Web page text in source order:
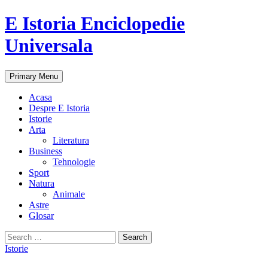
E Istoria Enciclopedie
Universala
Search
Primary Menu Skip
to
Acasa
Despre E Istoria
Istorie
Arta
Literatura
Business
Tehnologie
Sport
Natura
Animale
Astre
Glosar
Search
for:
Istorie